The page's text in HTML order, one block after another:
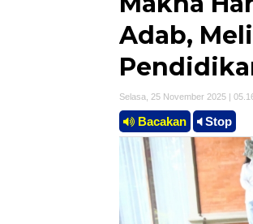
Adab,
Selasa, 25 November 2025 |
Bacakan Stop